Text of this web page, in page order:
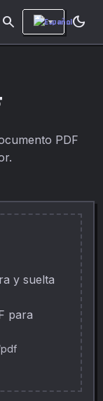
search dark_mode
PDF
y suelta
para